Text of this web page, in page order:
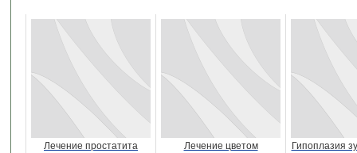
Лечение простатита Лечение цветом Гипоплазия